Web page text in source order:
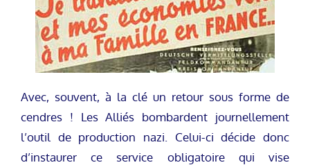
Avec, souvent, à la clé un retour sous forme de
cendres ! Les Alliés bombardent journellement
l’outil de production nazi. Celui-ci décide donc
d’instaurer ce service obligatoire qui vise